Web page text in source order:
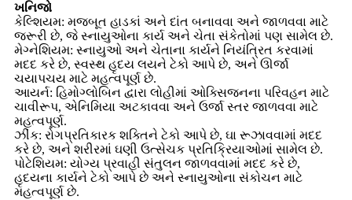
ખનિજો
કેલ્શિયમ: મજબૂત હાડકાં અને દાંત બનાવવા અને જાળવવા માટે
જરૂરી છે, જે સ્નાયુઓના કાર્ય અને ચેતા સંકેતોમાં પણ સામેલ છે.
મેગ્નેશિયમ: સ્નાયુઓ અને ચેતાના કાર્યને નિયંત્રિત કરવામાં
મદદ કરે છે, સ્વસ્થ હૃદય લયને ટેકો આપે છે, અને ઊર્જા
ચયાપચય માટે મહત્વપૂર્ણ છે.
આયર્ન: હિમોગ્લોબિન દ્વારા લોહીમાં ઓક્સિજનના પરિવહન માટે
ચાવીરૂપ, એનિમિયા અટકાવવા અને ઉર્જા સ્તર જાળવવા માટે
મહત્વપૂર્ણ.
ઝીંક: રોગપ્રતિકારક શક્તિને ટેકો આપે છે, ઘા રૂઝાવવામાં મદદ
કરે છે, અને શરીરમાં ઘણી ઉત્સેચક પ્રતિક્રિયાઓમાં સામેલ છે.
પોટેશિયમ: યોગ્ય પ્રવાહી સંતુલન જાળવવામાં મદદ કરે છે,
હૃદયના કાર્યને ટેકો આપે છે અને સ્નાયુઓના સંકોચન માટે
મહત્વપૂર્ણ છે.